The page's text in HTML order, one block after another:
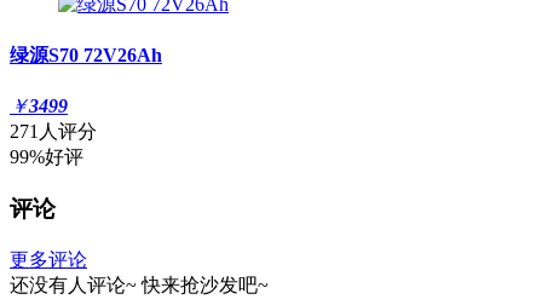
绿源S70 72V26Ah
￥3499
271人评分
99%好评
评论
更多评论
还没有人评论~ 快来抢沙发吧~